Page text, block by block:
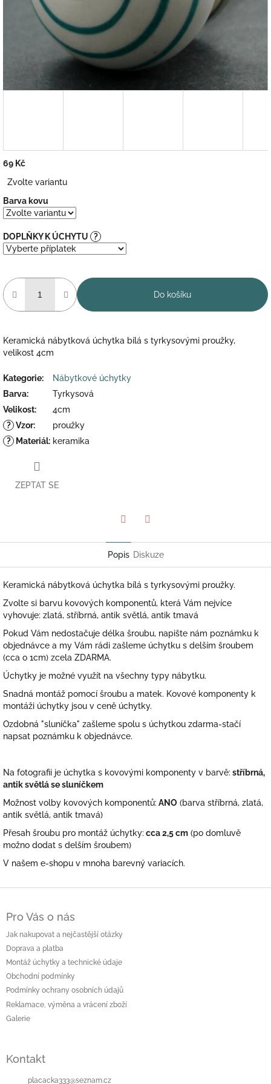
69 Kč
cena:
Zvolte variantu
Barva kovu
DOPLŇKY K ÚCHYTU ?
Do košíku
Keramická nábytková úchytka bílá s tyrkysovými proužky,
velikost 4cm
Kategorie:
Nábytkové úchytky
Barva:
Tyrkysová
Velikost:
4cm
? Vzor:
proužky
?
Materiál: keramika
ZEPTAT SE
Popis Diskuze
Keramická nábytková úchytka bílá s tyrkysovými proužky.
Zvolte si barvu kovových komponentů, která Vám nejvíce
vyhovuje: zlatá, stříbrná, antik světlá, antik tmavá
Pokud Vám nedostačuje délka šroubu, napište nám poznámku k
objednávce a my Vám rádi zašleme úchytku s delším šroubem
(cca o 1cm) zcela ZDARMA.
Úchytky je možné využít na všechny typy nábytku.
Snadná montáž pomocí šroubu a matek. Kovové komponenty k
montáži úchytky jsou v ceně úchytky.
Ozdobná "sluníčka" zašleme spolu s úchytkou zdarma-stačí
napsat poznámku k objednávce.
Na fotografii je úchytka s kovovými komponenty v barvě: stříbrná,
antik světlá se sluníčkem
Možnost volby kovových komponentů: ANO (barva stříbrná, zlatá,
antik světlá, antik tmavá)
Přesah šroubu pro montáž úchytky: cca 2,5 cm (po domluvě
možno dodat s delším šroubem)
V našem e-shopu v mnoha barevný variacích.
Pro Vás o nás
Jak nakupovat a nejčastější otázky
Doprava a platba
Montáž úchytky a technické údaje
Obchodní podmínky
Podmínky ochrany osobních údajů
Reklamace, výměna a vrácení zboží
Galerie
Kontakt
placacka333@seznam.cz